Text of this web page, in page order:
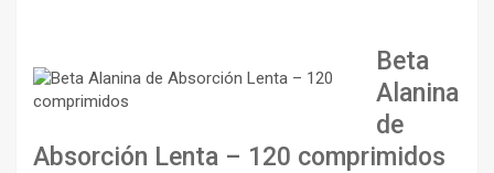
Beta
Alanina
de
Absorción Lenta – 120 comprimidos